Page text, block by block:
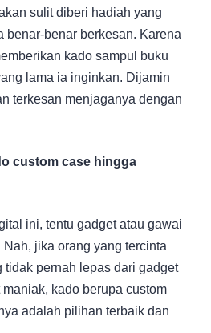
sulit diberi hadiah yang
benar-benar berkesan. Karena
kado sampul buku
lama ia inginkan. Dijamin
terkesan menjaganya dengan
custom case hingga
ini, tentu gadget atau gawai
jika orang yang tercinta
tidak pernah lepas dari gadget
kado berupa custom
adalah pilihan terbaik dan